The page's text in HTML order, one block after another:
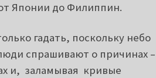
Японии до Филиппин.
гадать, поскольку небо
спрашивают о причинах –
и, заламывая кривые